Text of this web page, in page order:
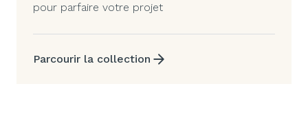
pour parfaire votre projet
Parcourir la collection